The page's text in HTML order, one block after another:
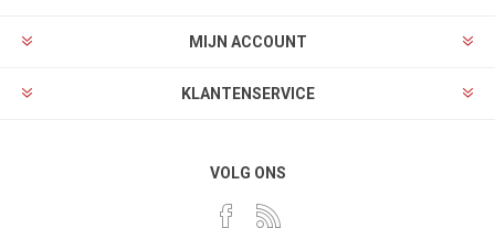
MIJN ACCOUNT
KLANTENSERVICE
VOLG ONS